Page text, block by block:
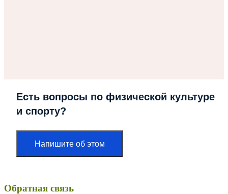
Есть вопросы по физической культуре
и спорту?
Напишите об этом
Обратная связь